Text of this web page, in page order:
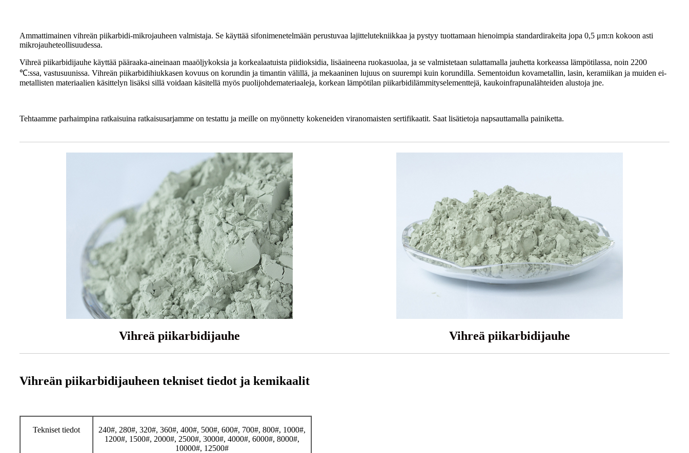
Ammattimainen vihreän piikarbidi-mikrojauheen valmistaja. Se käyttää sifonimenetelmään perustuvaa lajittelutekniikkaa ja pystyy tuottamaan hienoimpia standardirakeita jopa 0,5 μm:n kokoon asti
mikrojauheteollisuudessa.
Vihreä piikarbidijauhe käyttää pääraaka-aineinaan maaöljykoksia ja korkealaatuista piidioksidia, lisäaineena ruokasuolaa, ja se valmistetaan sulattamalla jauhetta korkeassa lämpötilassa, noin 2200
℃:ssa, vastusuunissa. Vihreän piikarbidihiukkasen kovuus on korundin ja timantin välillä, ja mekaaninen lujuus on suurempi kuin korundilla. Sementoidun kovametallin, lasin, keramiikan ja muiden ei-
metallisten materiaalien käsittelyn lisäksi sillä voidaan käsitellä myös puolijohdemateriaaleja, korkean lämpötilan piikarbidilämmityselementtejä, kaukoinfrapunalähteiden alustoja jne.
Tehtaamme parhaimpina ratkaisuina ratkaisusarjamme on testattu ja meille on myönnetty kokeneiden viranomaisten sertifikaatit. Saat lisätietoja napsauttamalla painiketta.
Vihreä piikarbidijauhe Vihreä piikarbidijauhe
Vihreän piikarbidijauheen tekniset tiedot ja kemikaalit
Tekniset tiedot
240#, 280#, 320#, 360#, 400#, 500#, 600#, 700#, 800#, 1000#,
1200#, 1500#, 2000#, 2500#, 3000#, 4000#, 6000#, 8000#,
10000#, 12500#